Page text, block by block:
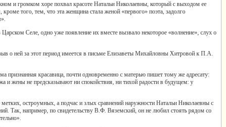
и громком хоре похвал красоте Натальи Николаевны, который с выходом ее
того, тем, что эта женщина стала женой «первого» поэта, задолго
Селе, одно уже появление их вместе вызвало некоторое «волнение», слух о
о ней за этот период имеется в письме Елизаветы Михайловны Хитровой к П.А.
красавица, почти одновременно с матерью пишет тому же адресату:
и жены не предсказывают ни спокойствия, ни тихой радости в будущем: у
остроумных, а подчас и злых сравнений наружности Натальи Николаевны с
Так, например, по свидетельству В.Ф. Вяземский, он не любил стоять рядом со